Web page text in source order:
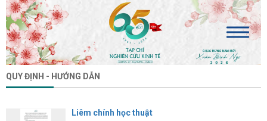
QUY ĐỊNH - HƯỚNG DẪN
Liêm chính học thuật